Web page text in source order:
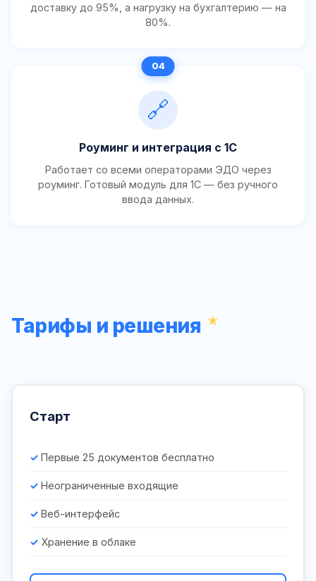
доставку до 95%, а нагрузку на бухгалтерию — на
80%.
🔗
Роуминг и интеграция с 1С
Работает со всеми операторами ЭДО через
роуминг. Готовый модуль для 1С — без ручного
ввода данных.
Тарифы и решения
Старт
Первые 25 документов бесплатно
Неограниченные входящие
Веб-интерфейс
Хранение в облаке